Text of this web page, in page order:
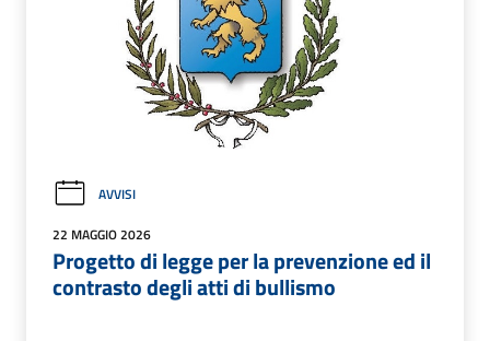
AVVISI
22 MAGGIO 2026
Progetto di legge per la prevenzione ed il
contrasto degli atti di bullismo